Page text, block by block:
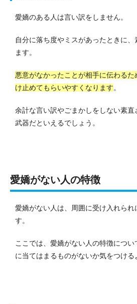
愛嬌のある人は言い訳をしません。
自分に落ち度やミスがあったときに、
ます。
悪意がなかったことが相手に伝わる
け止めてもらいやすくなります。
余計な言い訳やごまかしをしない素
武器だといえるでしょう。
愛嬌がない人の特徴
愛嬌がない人は、周囲に受け入れられ
す。
ここでは、愛嬌がない人の特徴につ
に当てはまるものがないか気をつける